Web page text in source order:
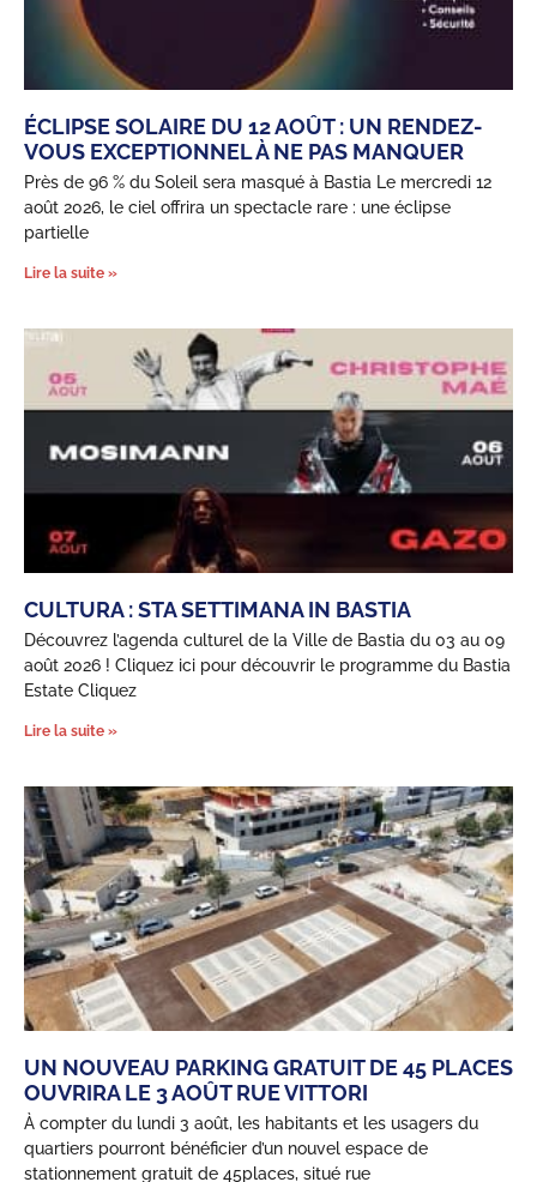
ÉCLIPSE SOLAIRE DU 12 AOÛT : UN RENDEZ-
VOUS EXCEPTIONNEL À NE PAS MANQUER
Près de 96 % du Soleil sera masqué à Bastia Le mercredi 12
août 2026, le ciel offrira un spectacle rare : une éclipse
partielle
Lire la suite »
CULTURA : STA SETTIMANA IN BASTIA
Découvrez l’agenda culturel de la Ville de Bastia du 03 au 09
août 2026 ! Cliquez ici pour découvrir le programme du Bastia
Estate Cliquez
Lire la suite »
UN NOUVEAU PARKING GRATUIT DE 45 PLACES
OUVRIRA LE 3 AOÛT RUE VITTORI
À compter du lundi 3 août, les habitants et les usagers du
quartiers pourront bénéficier d’un nouvel espace de
stationnement gratuit de 45places, situé rue